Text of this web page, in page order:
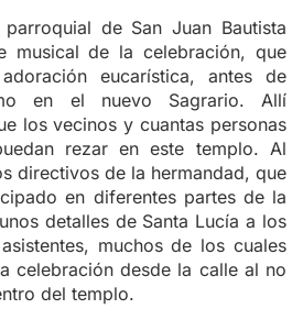
de San Juan Bautista
musical de la celebración, que
eucarística, antes de
en el nuevo Sagrario. Allí
los vecinos y cuantas personas
rezar en este templo. Al
directivos de la hermandad, que
en diferentes partes de la
detalles de Santa Lucía a los
muchos de los cuales
celebración desde la calle al no
del templo.